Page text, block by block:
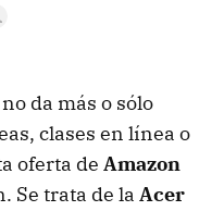
da más o sólo
clases en línea o
oferta de Amazon
Se trata de la Acer